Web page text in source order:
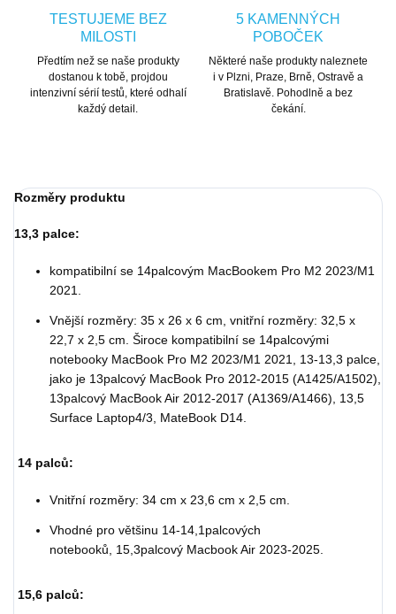
TESTUJEME BEZ
MILOSTI
Předtím než se naše produkty
dostanou k tobě, projdou
intenzivní sérií testů, které odhalí
každý detail.
5 KAMENNÝCH
POBOČEK
Některé naše produkty naleznete
i v Plzni, Praze, Brně, Ostravě a
Bratislavě. Pohodlně a bez
čekání.
Rozměry produktu
13,3 palce:
kompatibilní se 14palcovým MacBookem Pro M2 2023/M1
2021.
Vnější rozměry: 35 x 26 x 6 cm, vnitřní rozměry: 32,5 x
22,7 x 2,5 cm. Široce kompatibilní se 14palcovými
notebooky MacBook Pro M2 2023/M1 2021, 13-13,3 palce,
jako je 13palcový MacBook Pro 2012-2015 (A1425/A1502),
13palcový MacBook Air 2012-2017 (A1369/A1466), 13,5
Surface Laptop4/3, MateBook D14.
14 palců:
Vnitřní rozměry: 34 cm x 23,6 cm x 2,5 cm.
Vhodné pro většinu 14-14,1palcových
notebooků, 15,3palcový Macbook Air 2023-2025.
15,6 palců: